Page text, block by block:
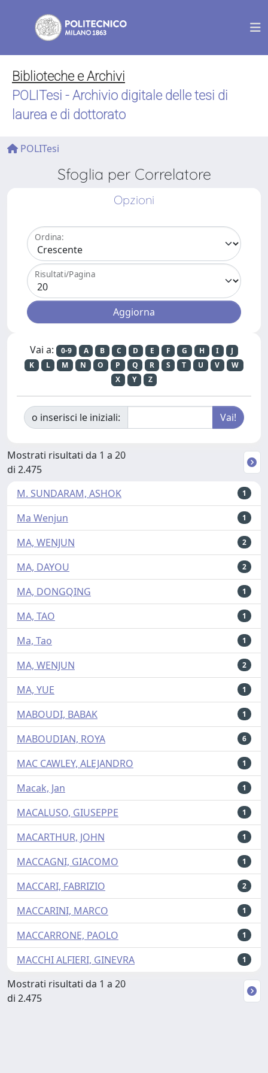
Biblioteche e Archivi
POLITesi - Archivio digitale delle tesi di
laurea e di dottorato
POLITesi
Sfoglia per Correlatore
Opzioni
Ordina:
Risultati/Pagina
Vai a: 0-9 A B C D E F G H I
J
K
L M N O P Q R S T U V
W
X
Y Z
o inserisci le iniziali:
Mostrati risultati da 1 a 20
di 2.475
M. SUNDARAM, ASHOK
1
Ma Wenjun 1
MA, WENJUN 2
MA, DAYOU 2
MA, DONGQING 1
MA, TAO 1
Ma, Tao 1
MA, WENJUN 2
MA, YUE 1
MABOUDI, BABAK 1
MABOUDIAN, ROYA 6
MAC CAWLEY, ALEJANDRO 1
Macak, Jan 1
MACALUSO, GIUSEPPE 1
MACARTHUR, JOHN 1
MACCAGNI, GIACOMO 1
MACCARI, FABRIZIO 2
MACCARINI, MARCO 1
MACCARRONE, PAOLO 1
MACCHI ALFIERI, GINEVRA 1
Mostrati risultati da 1 a 20
di 2.475